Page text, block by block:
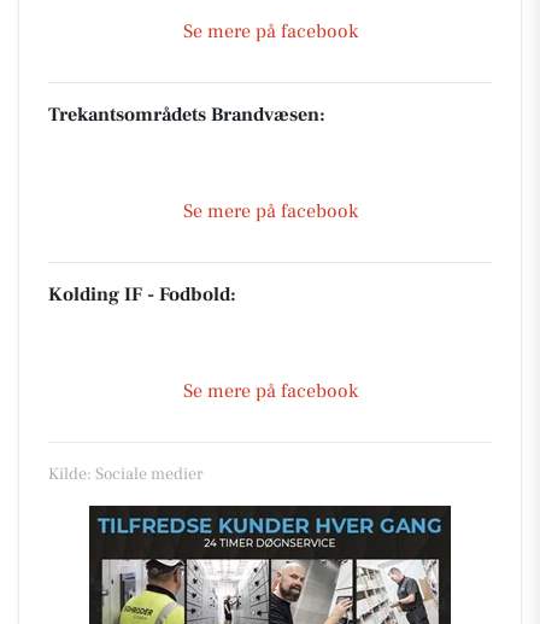
Se mere på facebook
Trekantsområdets Brandvæsen:
Se mere på facebook
Kolding IF - Fodbold:
Se mere på facebook
Kilde: Sociale medier